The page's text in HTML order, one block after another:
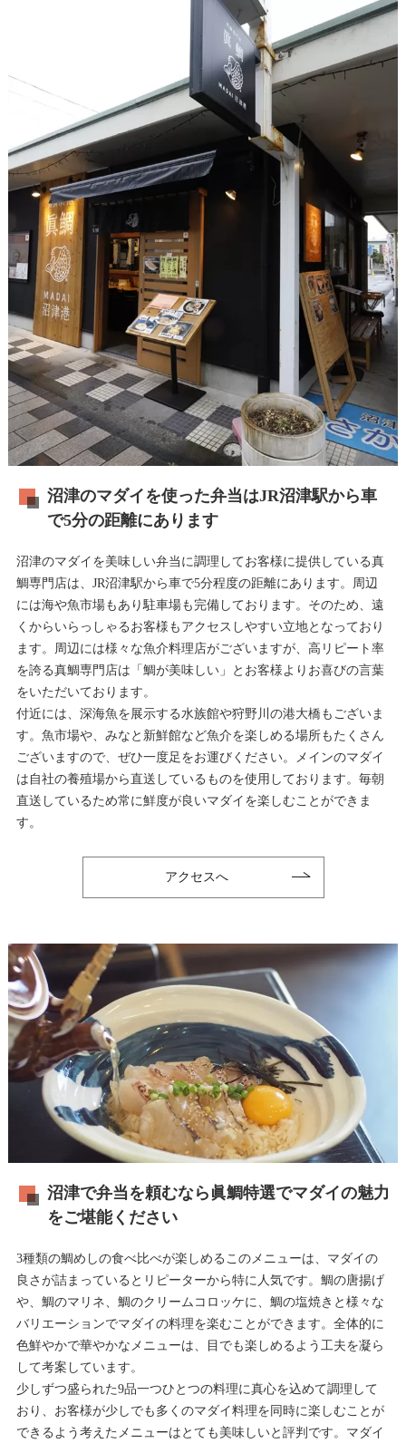
沼津のマダイを使った弁当はJR沼津駅から車
で5分の距離にあります
沼津のマダイを美味しい弁当に調理してお客様に提供している真
鯛専門店は、JR沼津駅から車で5分程度の距離にあります。周辺
には海や魚市場もあり駐車場も完備しております。そのため、遠
くからいらっしゃるお客様もアクセスしやすい立地となっており
ます。周辺には様々な魚介料理店がございますが、高リピート率
を誇る真鯛専門店は「鯛が美味しい」とお客様よりお喜びの言葉
をいただいております。
付近には、深海魚を展示する水族館や狩野川の港大橋もございま
す。魚市場や、みなと新鮮館など魚介を楽しめる場所もたくさん
ございますので、ぜひ一度足をお運びください。メインのマダイ
は自社の養殖場から直送しているものを使用しております。毎朝
直送しているため常に鮮度が良いマダイを楽しむことができま
す。
アクセスへ
沼津で弁当を頼むなら眞鯛特選でマダイの魅力
をご堪能ください
3種類の鯛めしの食べ比べが楽しめるこのメニューは、マダイの
良さが詰まっているとリピーターから特に人気です。鯛の唐揚げ
や、鯛のマリネ、鯛のクリームコロッケに、鯛の塩焼きと様々な
バリエーションでマダイの料理を楽むことができます。全体的に
色鮮やかで華やかなメニューは、目でも楽しめるよう工夫を凝ら
して考案しています。
少しずつ盛られた9品一つひとつの料理に真心を込めて調理して
おり、お客様が少しでも多くのマダイ料理を同時に楽しむことが
できるよう考えたメニューはとても美味しいと評判です。マダイ